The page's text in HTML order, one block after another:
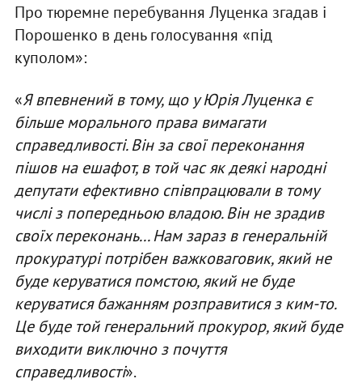
Про тюремне перебування Луценка згадав і
Порошенко в день голосування «під
куполом»:
«Я впевнений в тому, що у Юрія Луценка є
більше морального права вимагати
справедливості. Він за свої переконання
пішов на ешафот, в той час як деякі народні
депутати ефективно співпрацювали в тому
числі з попередньою владою. Він не зрадив
своїх переконань... Нам зараз в генеральній
прокуратурі потрібен важковаговик, який не
буде керуватися помстою, який не буде
керуватися бажанням розправитися з ким-то.
Це буде той генеральний прокурор, який буде
виходити виключно з почуття
справедливості».